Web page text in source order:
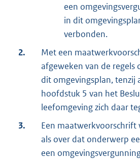
een
in dit
verbonden.
2.
Met een
afgeweken van de regels
dit omgevingsplan, tenzij
hoofdstuk 5 van het
leefomgeving zich daar
3.
Een
als over dat onderwerp
een